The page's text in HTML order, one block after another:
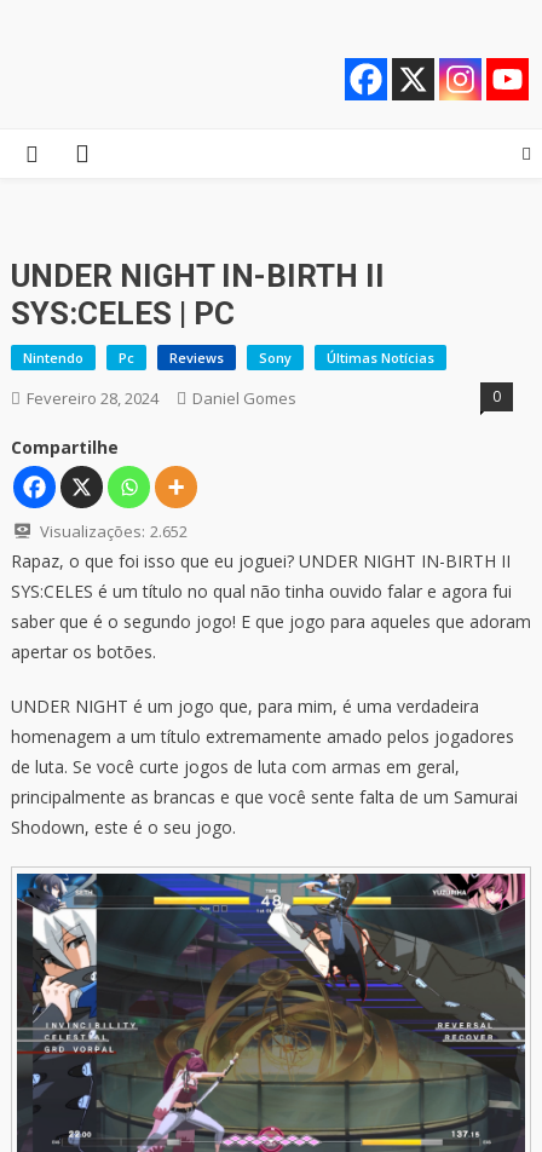
Quebrando o Controle
UNDER NIGHT IN-BIRTH II
SYS:CELES | PC
Nintendo Pc Reviews Sony Últimas Notícias
Fevereiro 28, 2024 Daniel Gomes 0
Compartilhe
Visualizações: 2.652
Rapaz, o que foi isso que eu joguei? UNDER NIGHT IN-BIRTH II
SYS:CELES é um título no qual não tinha ouvido falar e agora fui
saber que é o segundo jogo! E que jogo para aqueles que adoram
apertar os botões.
UNDER NIGHT é um jogo que, para mim, é uma verdadeira
homenagem a um título extremamente amado pelos jogadores
de luta. Se você curte jogos de luta com armas em geral,
principalmente as brancas e que você sente falta de um Samurai
Shodown, este é o seu jogo.